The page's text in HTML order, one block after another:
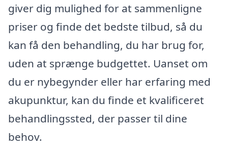
giver dig mulighed for at sammenligne
priser og finde det bedste tilbud, så du
kan få den behandling, du har brug for,
uden at sprænge budgettet. Uanset om
du er nybegynder eller har erfaring med
akupunktur, kan du finde et kvalificeret
behandlingssted, der passer til dine
behov.